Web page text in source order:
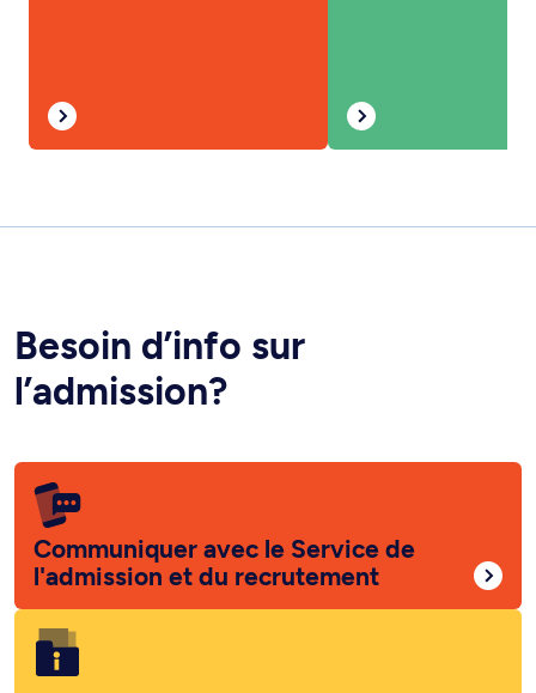
Besoin d’info sur
l’admission?
Communiquer avec le Service de
l'admission et du recrutement